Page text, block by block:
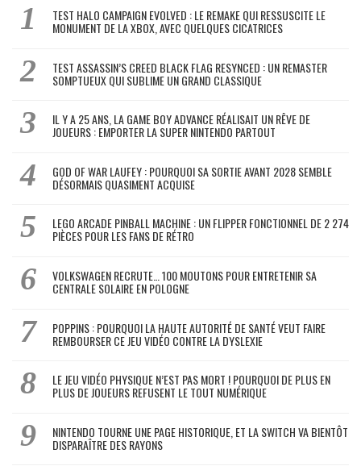
TEST HALO CAMPAIGN EVOLVED : LE REMAKE QUI RESSUSCITE LE
MONUMENT DE LA XBOX, AVEC QUELQUES CICATRICES
TEST ASSASSIN’S CREED BLACK FLAG RESYNCED : UN REMASTER
SOMPTUEUX QUI SUBLIME UN GRAND CLASSIQUE
IL Y A 25 ANS, LA GAME BOY ADVANCE RÉALISAIT UN RÊVE DE
JOUEURS : EMPORTER LA SUPER NINTENDO PARTOUT
GOD OF WAR LAUFEY : POURQUOI SA SORTIE AVANT 2028 SEMBLE
DÉSORMAIS QUASIMENT ACQUISE
LEGO ARCADE PINBALL MACHINE : UN FLIPPER FONCTIONNEL DE 2 274
PIÈCES POUR LES FANS DE RÉTRO
VOLKSWAGEN RECRUTE… 100 MOUTONS POUR ENTRETENIR SA
CENTRALE SOLAIRE EN POLOGNE
POPPINS : POURQUOI LA HAUTE AUTORITÉ DE SANTÉ VEUT FAIRE
REMBOURSER CE JEU VIDÉO CONTRE LA DYSLEXIE
LE JEU VIDÉO PHYSIQUE N’EST PAS MORT ! POURQUOI DE PLUS EN
PLUS DE JOUEURS REFUSENT LE TOUT NUMÉRIQUE
NINTENDO TOURNE UNE PAGE HISTORIQUE, ET LA SWITCH VA BIENTÔT
DISPARAÎTRE DES RAYONS